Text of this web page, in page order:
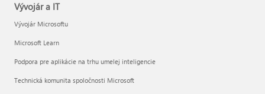
Vývojár a IT
Vývojár Microsoftu
Microsoft Learn
Podpora pre aplikácie na trhu umelej inteligencie
Technická komunita spoločnosti Microsoft